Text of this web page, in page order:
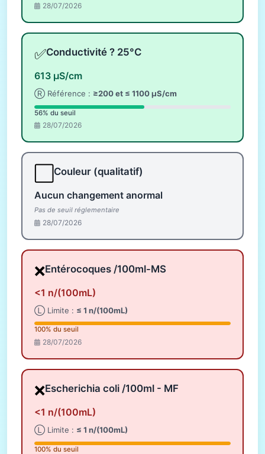
28/07/2026
✅Conductivité ? 25°C
613 µS/cm
Ⓡ Référence : ≥200 et ≤ 1100 µS/cm
56% du seuil
28/07/2026
Couleur (qualitatif)
Aucun changement anormal
Pas de seuil réglementaire
28/07/2026
❌Entérocoques /100ml-MS
<1 n/(100mL)
Ⓛ Limite : ≤ 1 n/(100mL)
100% du seuil
28/07/2026
❌Escherichia coli /100ml - MF
<1 n/(100mL)
Ⓛ Limite : ≤ 1 n/(100mL)
100% du seuil